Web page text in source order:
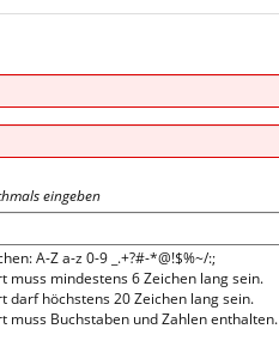
eingeben
A-Z a-z 0-9 _.+?#-*@!$%~/:;
muss mindestens 6 Zeichen lang sein.
darf höchstens 20 Zeichen lang sein.
muss Buchstaben und Zahlen enthalten.